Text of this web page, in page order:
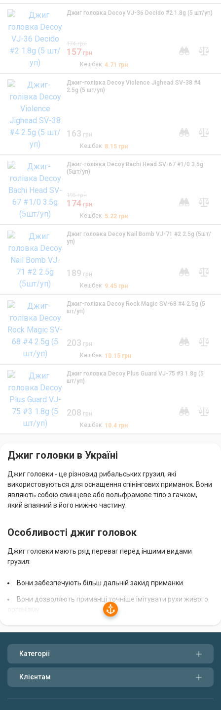
Джиг головка Decoy VJ-36 Decido #2 1.8g (5 шт/уп)
174 грн
157 грн
Кешбек4.71 грн
Джиг-голівка Decoy Violence Jighead SV-38 #4
2.5g (5 шт/уп)
163 грн
Кешбек 8.15 грн
Джиг-голівка Decoy Bachi Head SV-67 #1/0 3.5g
(5шт/уп)
195 грн
174 грн
Кешбек 5.22 грн
Джиг головка Decoy Nail Bomb VJ-71 #2 2.5g (5шт/
уп)
189 грн
Кешбек 9.45 грн
Джиг-голівка Decoy Rock Magic SV-68 #4 2.5g (5
шт/уп)
203 грн
Кешбек 10.15 грн
Джиг головка Decoy Plus Guard VJ-75 #3 1.8g (5
шт/уп)
208 грн
Кешбек 10.4 грн
Джиг головки в Україні
Джиг головки - це різновид рибальських грузил, які
використовуються для оснащення спінінгових приманок. Вони
являють собою свинцеве або вольфрамове тіло з гачком,
який впаяний в його нижню частину.
Особливості джиг головок
Джиг головки мають ряд переваг перед іншими видами
грузил:
Вони забезпечують більш дальній закид приманки.
Вони дозволяють приманці точніше імітувати рухи живого
організму.
Вони більш чутливі до клювань риби.
Джиг головки розрізняються за вагою, формою та розміром
гачка. Вага джиг головки підбирається в залежності від ваги
приманки та умов лову. Форма джиг головки може бути
круглою, овальною або грушоподібною. Розмір гачка
підбирається в залежності від розміру приманки та
передбачуваного розміру риби.
Категорії
Клієнтам